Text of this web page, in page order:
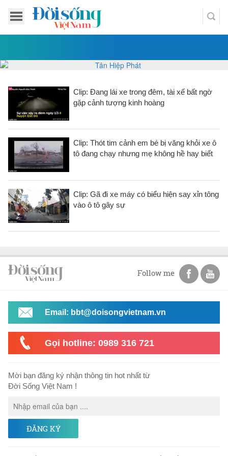
Clip: Đang lái xe trong đêm, tài xế bất ngờ
gặp cảnh tượng kinh hoàng
Clip: Thót tim cảnh em bé bị văng khỏi xe ô
tô đang chạy nhưng mẹ không hề hay biết
Clip: Gã đi xe máy có biểu hiện say xỉn tông
vào ô tô gây sự
Follow me
Email: bbt@doisongvietnam.vn
Gọi hotline: 0989 316 721
Mời bạn đăng ký nhận thông tin hot nhất từ
Đời Sống Việt Nam !
ĐĂNG KÝ